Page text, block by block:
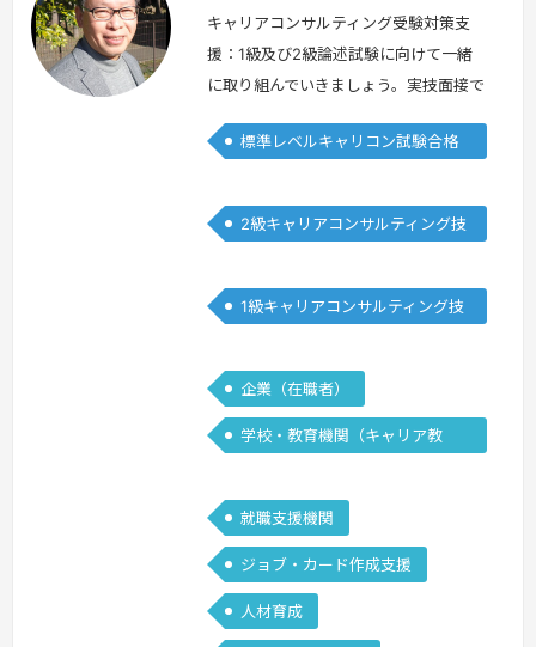
キャリアコンサルティング受験対策支
援：1級及び2級論述試験に向けて一緒
に取り組んでいきましょう。実技面接で
プレ練習が大切です。コンサルティング
共有・改善していきます。過去にロープ
レを繰り返していても改善点が見つから
い、迷っていることがあれば相談くださ
標準レベルキャリコン試験合格
2級キャリアコンサルティング技
1級キャリアコンサルティング技
企業（在職者）
学校・教育機関（キャリア教
就職支援機関
ジョブ・カード作成支援
人材育成